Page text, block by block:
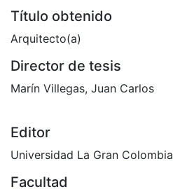
Título obtenido
Arquitecto(a)
Director de tesis
Marín Villegas, Juan Carlos
Editor
Universidad La Gran Colombia
Facultad